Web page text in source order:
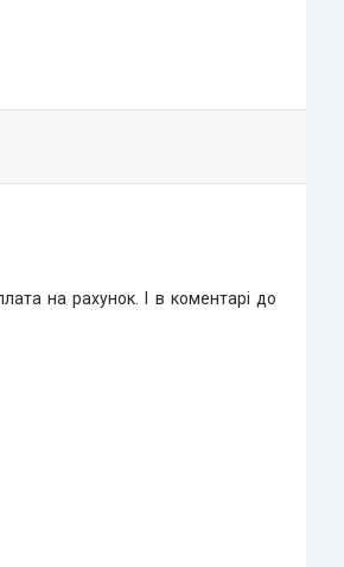
на рахунок. І в коментарі до